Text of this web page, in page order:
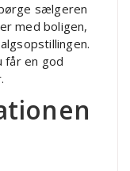
sælgeren
med boligen,
får en god